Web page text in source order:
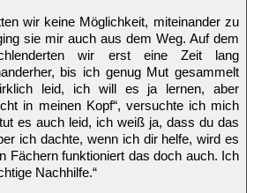
wir keine Möglichkeit, miteinander zu
sie mir auch aus dem Weg. Auf dem
wir erst eine Zeit lang
bis ich genug Mut gesammelt
leid, ich will es ja lernen, aber
in meinen Kopf“, versuchte ich mich
es auch leid, ich weiß ja, dass du das
ich dachte, wenn ich dir helfe, wird es
Fächern funktioniert das doch auch. Ich
Nachhilfe.“